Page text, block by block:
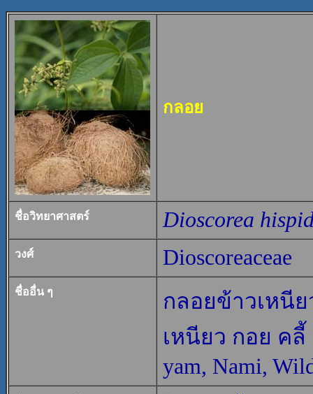
กลอย
ชื่อวิทยาศาสตร์ Dioscorea
วงศ์ Dioscoreaceae
ชื่ออื่น ๆ
กลอยข้าวเหนี
เหนียว กอย คลี้
yam, Nami,